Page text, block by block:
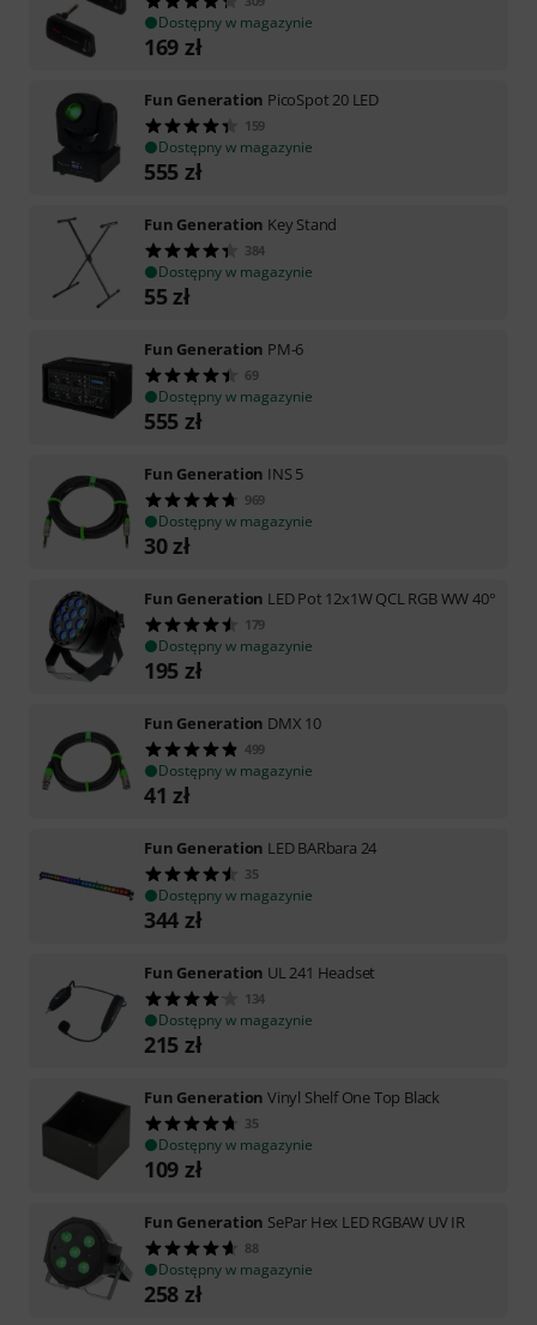
Dostępny w magazynie
169 zł
Fun Generation PicoSpot 20 LED
159
Dostępny w magazynie
555 zł
Fun Generation Key Stand
384
Dostępny w magazynie
55zł
Fun Generation PM-6
69
Dostępny w magazynie
555 zł
Fun Generation INS 5
969
Dostępny w magazynie
30zł
Fun Generation LED Pot 12x1W QCL RGB WW 40°
179
Dostępny w magazynie
195 zł
Fun Generation DMX 10
499
Dostępny w magazynie
41 zł
Fun Generation LED BARbara 24
35
Dostępny w magazynie
344 zł
Fun Generation UL 241 Headset
134
Dostępny w magazynie
215 zł
Fun Generation Vinyl Shelf One Top Black
35
Dostępny w magazynie
109 zł
Fun Generation SePar Hex LED RGBAW UV IR
88
Dostępny w magazynie
258 zł